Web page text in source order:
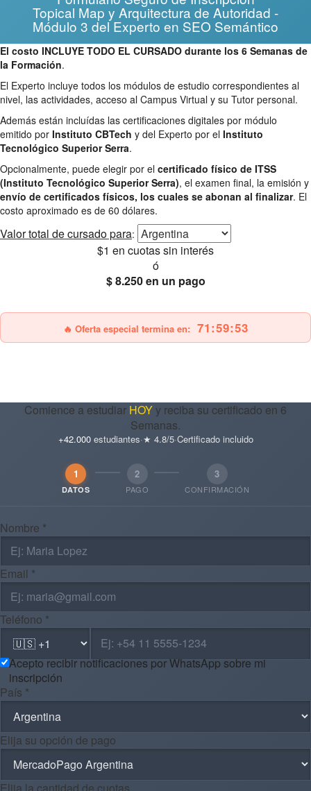
Topical Map y Arquitectura de Autoridad -
Módulo 3 del Experto en SEO Semántico
El costo INCLUYE TODO EL CURSADO durante los 6 Semanas de
la Formación.
El Experto incluye todos los módulos de estudio correspondientes al
nivel, las actividades, acceso al Campus Virtual y su Tutor personal.
Además están incluídas las certificaciones digitales por módulo
emitido por Instituto CBTech y del Experto por el Instituto
Tecnológico Superior Serra.
Opcionalmente, puede elegir por el certificado físico de ITSS
(Instituto Tecnológico Superior Serra), el examen final, la emisión y
envío de certificados físicos, los cuales se abonan al finalizar. El
costo aproximado es de 60 dólares.
Valor total de cursado para:
$1 en cuotas sin interés
ó
$ 8.250en un pago
🔥 Oferta especial termina en: 71:59:51
Comience a estudiar HOYy reciba su certificado en 6
Semanas.
+42.000estudiantes·★ 4.8/5·Certificado incluido
1
DATOS
2
PAGO
3
CONFIRMACIÓN
Nombre *
Email *
Teléfono *
Acepto recibir notificaciones por WhatsApp sobre mi
inscripción
País *
Elija su opción de pago
Elija la cantidad de cuotas